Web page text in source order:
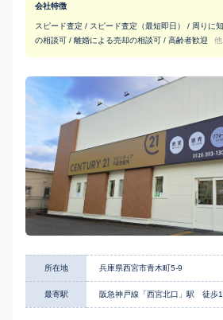
会社特徴
スピード査定 / スピード査定（最短即日） / 周りに
の相談可 / 離婚による売却の相談可 / 高齢者歓迎
他
所在地 兵庫県西宮市青木町5-9
最寄駅 阪急神戸線「西宮北口」駅 徒歩